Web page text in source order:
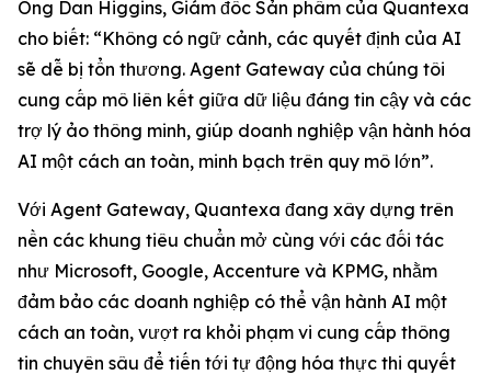
Ông Dan Higgins, Giám đốc Sản phẩm của Quantexa
cho biết: “Không có ngữ cảnh, các quyết định của AI
sẽ dễ bị tổn thương. Agent Gateway của chúng tôi
cung cấp mô liên kết giữa dữ liệu đáng tin cậy và các
trợ lý ảo thông minh, giúp doanh nghiệp vận hành hóa
AI một cách an toàn, minh bạch trên quy mô lớn”.
Với Agent Gateway, Quantexa đang xây dựng trên
nền các khung tiêu chuẩn mở cùng với các đối tác
như Microsoft, Google, Accenture và KPMG, nhằm
đảm bảo các doanh nghiệp có thể vận hành AI một
cách an toàn, vượt ra khỏi phạm vi cung cấp thông
tin chuyên sâu để tiến tới tự động hóa thực thi quyết